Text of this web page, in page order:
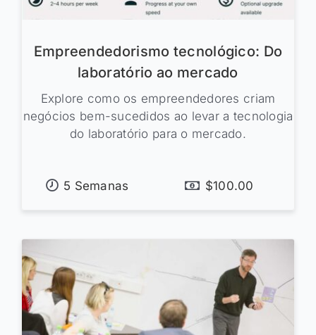
Empreendedorismo tecnológico: Do
laboratório ao mercado
Explore como os empreendedores criam
negócios bem-sucedidos ao levar a tecnologia
do laboratório para o mercado.
5 Semanas $100.00